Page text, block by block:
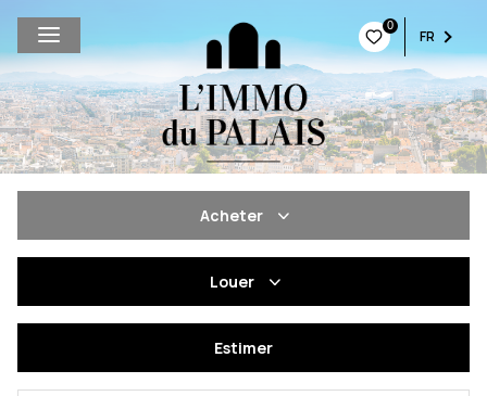
0
FR
Acheter
De l'immo pro
Louer
De l'immo pro
Estimer